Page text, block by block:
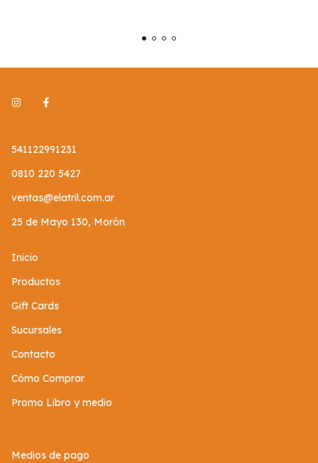
541122991231
0810 220 5427
ventas@elatril.com.ar
25 de Mayo 130, Morón
Inicio
Productos
Gift Cards
Sucursales
Contacto
Cómo Comprar
Promo Libro y medio
Medios de pago